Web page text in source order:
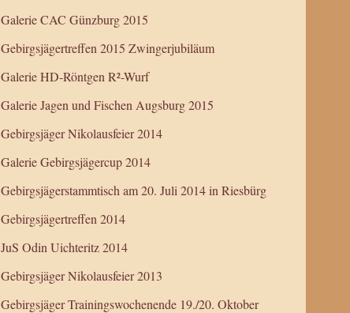
Galerie CAC Günzburg 2015
Gebirgsjägertreffen 2015 Zwingerjubiläum
Galerie HD-Röntgen R²-Wurf
Galerie Jagen und Fischen Augsburg 2015
Gebirgsjäger Nikolausfeier 2014
Galerie Gebirgsjägercup 2014
Gebirgsjägerstammtisch am 20. Juli 2014 in Riesbürg
Gebirgsjägertreffen 2014
JuS Odin Uichteritz 2014
Gebirgsjäger Nikolausfeier 2013
Gebirgsjäger Trainingswochenende 19./20. Oktober